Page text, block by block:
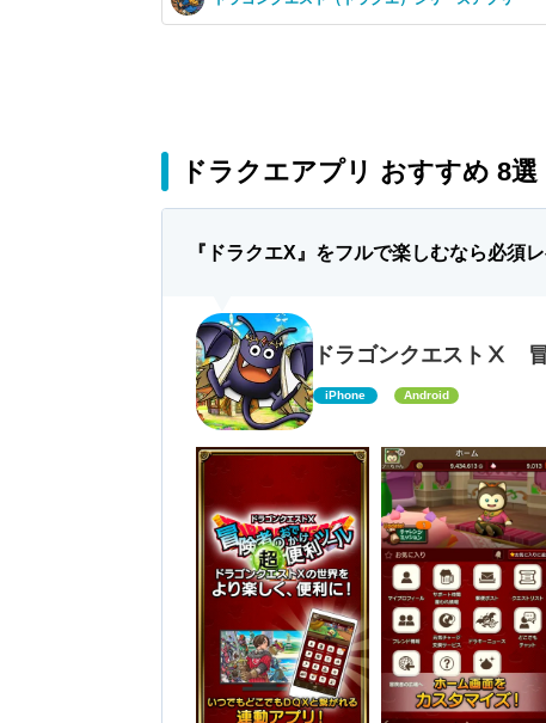
ドラクエアプリ おすすめ 8選
『ドラクエX』をフルで楽しむなら必須
ドラゴンクエストⅩ
iPhone Android